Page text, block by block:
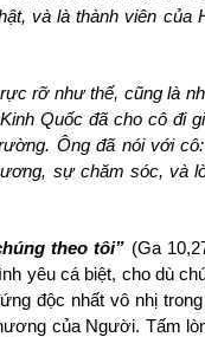
và là thành viên của
rỡ như thế, cũng là
Quốc đã cho cô đi
Ông đã nói với
sự chăm sóc, và
theo tôi” (Ga
yêu cá biệt, cho dù
độc nhất vô nhị
của Người. Tấm